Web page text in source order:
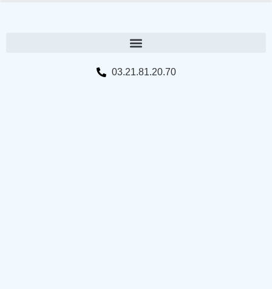
03.21.81.20.70